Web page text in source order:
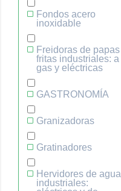
Fondos acero
inoxidable
Freidoras de papas
fritas industriales: a
gas y eléctricas
GASTRONOMÍA
Granizadoras
Gratinadores
Hervidores de agua
industriales: